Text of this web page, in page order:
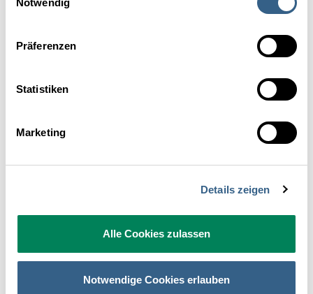
Notwendig
Präferenzen
Statistiken
Marketing
Details zeigen
Alle Cookies zulassen
Notwendige Cookies erlauben
Wie dürfen wir mit Ihnen Kontakt
Bitte geben Sie zumindest eine Kontaktmöglichkeit
Mindestens eine Checkbox sollte angekreuzt werden.
Angebot?*